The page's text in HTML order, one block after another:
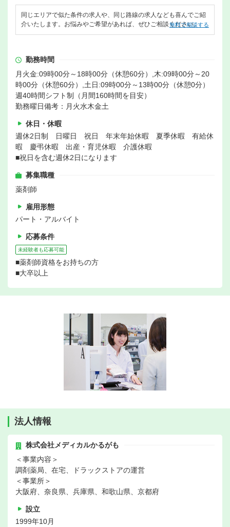
同じエリアで似た条件の求人や、同じ路線の求人なども喜んでご紹
介いたします。お悩みやご希望があれば、ぜひご相談ください。
無料で相談する
勤務時間
月火金:09時00分～18時00分（休憩60分）,木:09時00分～20
時00分（休憩60分）,土日:09時00分～13時00分（休憩0分）
週40時間シフト制（月間160時間を目安）
勤務曜日備考：月火水木金土
休日・休暇
週休2日制 日曜日 祝日 年末年始休暇 夏季休暇 有給休
暇 慶弔休暇 出産・育児休暇 介護休暇
■祝日を含む週休2日になります
募集職種
薬剤師
雇用形態
パート・アルバイト
応募条件
未経験者も応募可能
■薬剤師資格をお持ちの方
■大卒以上
法人情報
株式会社メディカルかるがも
＜事業内容＞
調剤薬局、在宅、ドラックストアの運営
＜事業所＞
大阪府、奈良県、兵庫県、和歌山県、京都府
設立
1999年10月